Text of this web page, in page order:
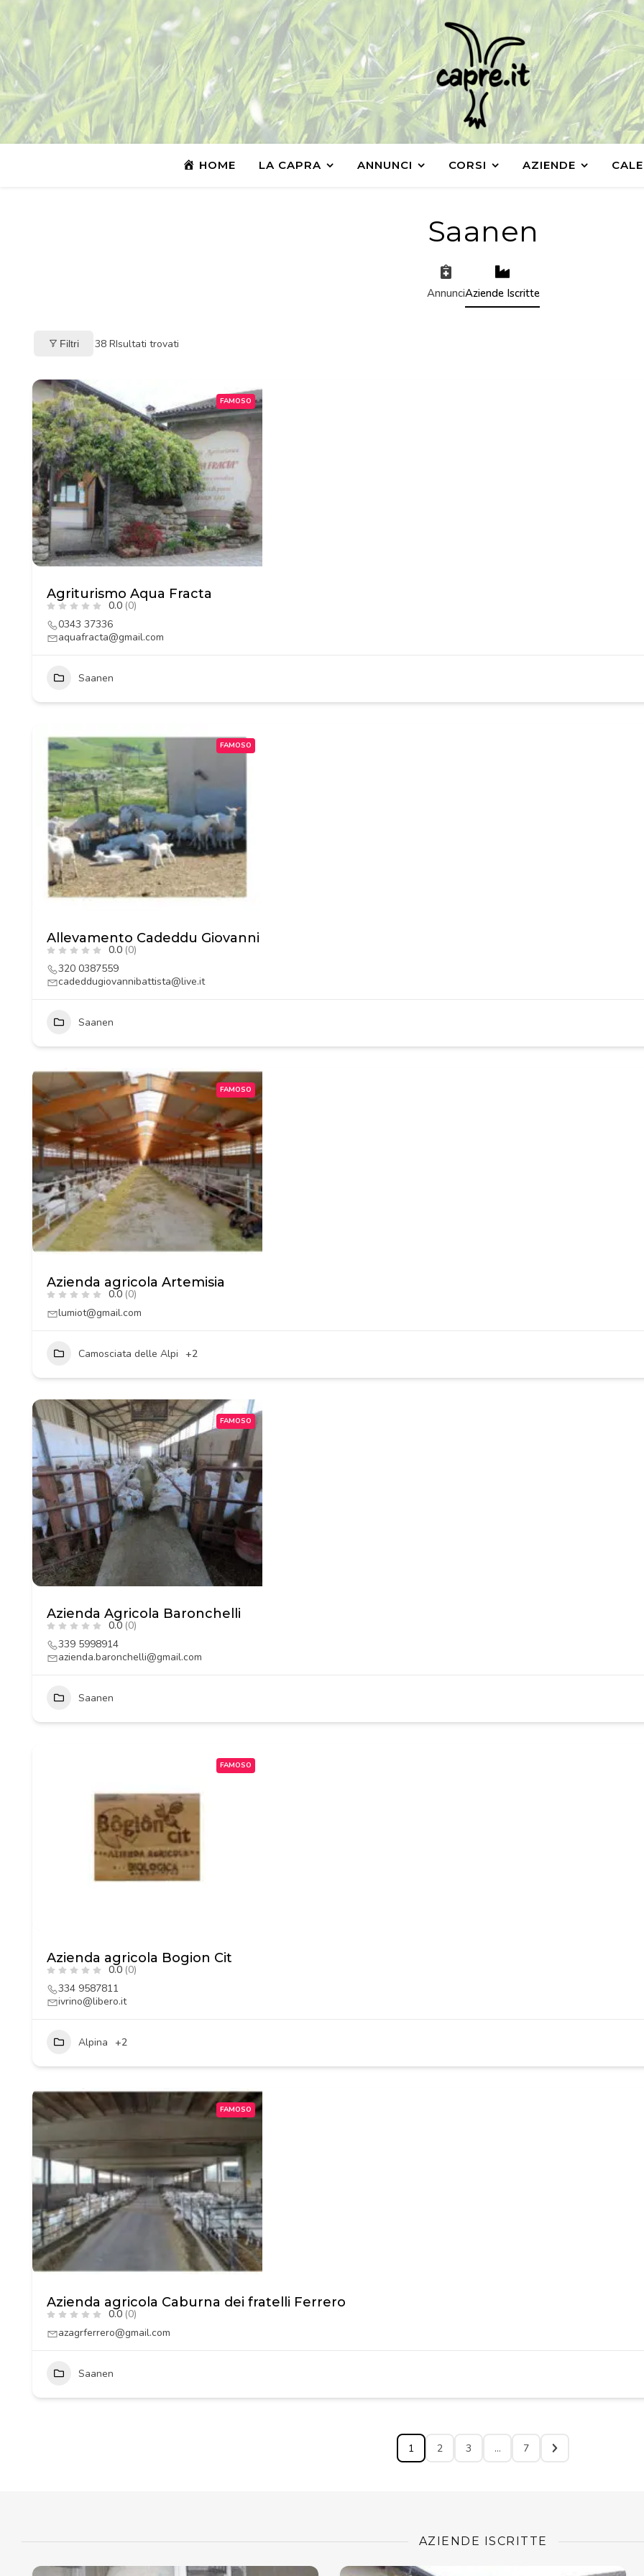
HOME LA CAPRA ANNUNCI CORSI AZIENDE
Saanen
AnnunciAziende Iscritte
Filtri 38 RIsultati trovati
FAMOSO
Agriturismo Aqua Fracta
0.0 (0)
0343 37336
aquafracta@gmail.com
Saanen
FAMOSO
Allevamento Cadeddu Giovanni
0.0 (0)
320 0387559
cadeddugiovannibattista@live.it
Saanen
FAMOSO
Azienda agricola Artemisia
0.0 (0)
lumiot@gmail.com
Camosciata delle Alpi +2
FAMOSO
Azienda Agricola Baronchelli
0.0 (0)
339 5998914
azienda.baronchelli@gmail.com
Saanen
FAMOSO
Azienda agricola Bogion Cit
0.0 (0)
334 9587811
ivrino@libero.it
Alpina +2
FAMOSO
Azienda agricola Caburna dei fratelli Ferrero
0.0 (0)
azagrferrero@gmail.com
Saanen
1 2 3 … 7
AZIENDE ISCRITTE